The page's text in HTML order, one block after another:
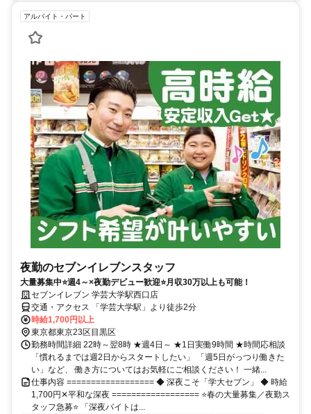
アルバイト・パート
夜勤のセブンイレブンスタッフ
大量募集中⭐週4～×夜勤デビュー歓迎⭐月収30万以上も可能！
セブンイレブン 学芸大学駅西口店
交通・アクセス 「学芸大学駅」より徒歩2分
時給1,700円以上
東京都東京23区目黒区
勤務時間詳細 22時～翌8時 ★週4日～ ★1日実働9時間 ★時間応相談
「慣れるまでは週2日からスタートしたい」 「週5日がっつり働きた
い」など、 働き方についてはお気軽にご相談ください！ 一緒...
仕事内容 ================== ◆ 深夜こそ「学大セブン」 ◆ 時給
1,700円✕平和な深夜 ================== ⭐春の大量募集／夜勤ス
タッフ急募⭐ 「深夜バイトは...